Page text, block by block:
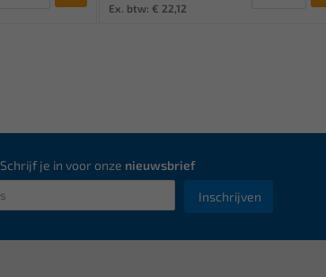
Ex. btw: € 22,12
Schrijf je in voor onze nieuwsbrief
Inschrijven